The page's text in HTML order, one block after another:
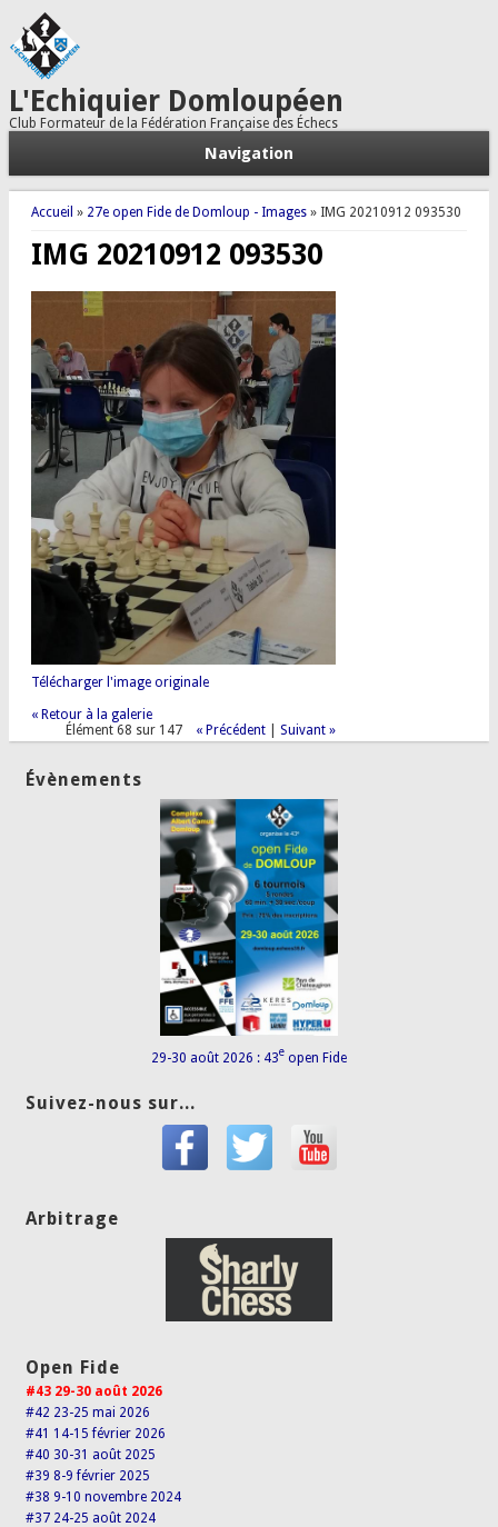
L'Echiquier Domloupéen
Club Formateur de la Fédération Française des Échecs
Navigation
Vous êtes ici
Accueil » 27e open Fide de Domloup - Images» IMG 20210912 093530
IMG 20210912 093530
Télécharger l'image originale
« Retour à la galerie
Élément 68 sur 147
« Précédent |Suivant »
Évènements
29-30 août 2026 : 43e open Fide
Suivez-nous sur...
Arbitrage
Open Fide
#43 29-30 août 2026
#42 23-25 mai 2026
#41 14-15 février 2026
#40 30-31 août 2025
#39 8-9 février 2025
#38 9-10 novembre 2024
#37 24-25 août 2024